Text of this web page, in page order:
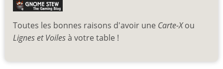
Toutes les bonnes raisons d'avoir une Carte-Xou
Lignes et Voilesà votre table !